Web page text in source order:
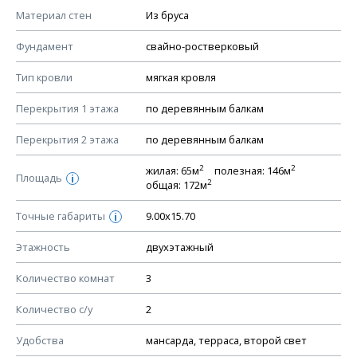
Материал стен Из бруса
Фундамент свайно-ростверковый
Тип кровли мягкая кровля
Перекрытия 1 этажа по деревянным балкам
Перекрытия 2 этажа по деревянным балкам
Площадь i
жилая: 65м2 полезная: 146м2
общая: 172м2
Точные габариты i 9.00х15.70
Этажность двухэтажный
Количество комнат 3
Количество с/у 2
Удобства мансарда, терраса, второй свет
КОНСТРУКТИВНЫЕ РЕШЕНИЯ (КР)
Ведомость рабочих чертежей основного комплекта КР
План фундамента
Устройство фундамента, спецификация материалов
Планы перекрытий этажей, спецификация элементов
Устройство перекрытий
Устройство стен
Спецификация материалов стен
Схема расположения лаг чердака (если есть)
Схема расположения элементов стропил
Спецификация элементов стропил
Устройство стропильной системы
Узлы устройства кровли
План кровли